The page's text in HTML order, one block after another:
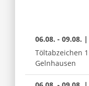
06.08. - 09.08. |
Töltabzeichen
Gelnhausen